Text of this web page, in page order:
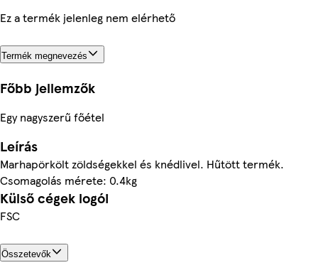
Ez a termék jelenleg nem elérhető
Termék megnevezés
Főbb jellemzők
Egy nagyszerű főétel
Leírás
Marhapörkölt zöldségekkel és knédlivel. Hűtött termék.
Csomagolás mérete: 0.4kg
Külső cégek logói
FSC
Összetevők